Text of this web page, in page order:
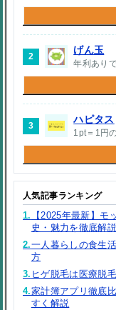
2
げん玉
年利あり
3
ハピタス
1pt＝1円
人気記事ランキング
1.
【2025年最新】
史・魅力を徹底解説
2.一人暮らしの食生
方
3. ヒゲ脱毛は医療脱
4.家計簿アプリ徹底
すく解説